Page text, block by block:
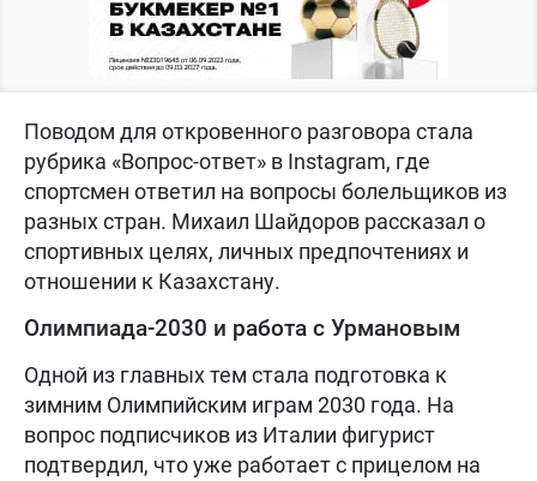
Поводом для откровенного разговора стала
рубрика «Вопрос-ответ» в Instagram, где
спортсмен ответил на вопросы болельщиков из
разных стран. Михаил Шайдоров рассказал о
спортивных целях, личных предпочтениях и
отношении к Казахстану.
Олимпиада-2030 и работа с Урмановым
Одной из главных тем стала подготовка к
зимним Олимпийским играм 2030 года. На
вопрос подписчиков из Италии фигурист
подтвердил, что уже работает с прицелом на